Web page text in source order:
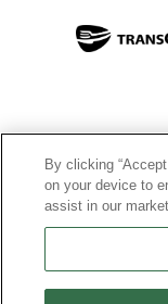
By clicking
on your device to
assist in our